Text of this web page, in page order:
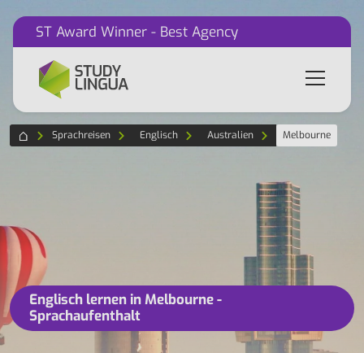
ST Award Winner - Best Agency
Sprachreisen Englisch Australien Melbourne
Englisch lernen in Melbourne -
Sprachaufenthalt